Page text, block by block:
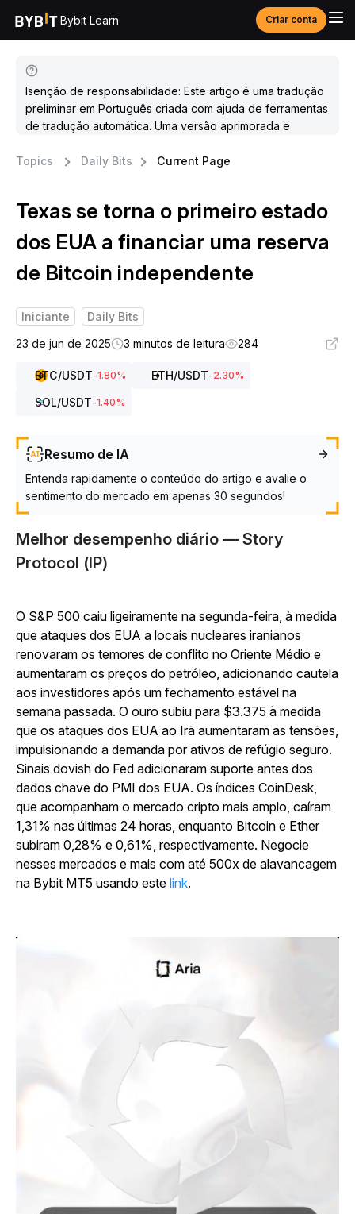
Bybit Learn Criar conta
Isenção de responsabilidade: Este artigo é uma tradução
preliminar em Português criada com ajuda de ferramentas
de tradução automática. Uma versão aprimorada e
Topics
Daily Bits Current Page
Texas se torna o primeiro estado
dos EUA a financiar uma reserva
de Bitcoin independente
Iniciante
Daily Bits
23 de jun de 2025
3 minutos de leitura 284
BTC/USDT-1.80% ETH/USDT-2.30%
SOL/USDT-1.40%
Resumo de IA
Entenda rapidamente o conteúdo do artigo e avalie o
sentimento do mercado em apenas 30 segundos!
Melhor desempenho diário — Story
Protocol (IP)
O S&P 500 caiu ligeiramente na segunda-feira, à medida
que ataques dos EUA a locais nucleares iranianos
renovaram os temores de conflito no Oriente Médio e
aumentaram os preços do petróleo, adicionando cautela
aos investidores após um fechamento estável na
semana passada. O ouro subiu para $3.375 à medida
que os ataques dos EUA ao Irã aumentaram as tensões,
impulsionando a demanda por ativos de refúgio seguro.
Sinais dovish do Fed adicionaram suporte antes dos
dados chave do PMI dos EUA. Os índices CoinDesk,
que acompanham o mercado cripto mais amplo, caíram
1,31% nas últimas 24 horas, enquanto Bitcoin e Ether
subiram 0,28% e 0,61%, respectivamente. Negocie
nesses mercados e mais com até 500x de alavancagem
na Bybit MT5 usando este link.